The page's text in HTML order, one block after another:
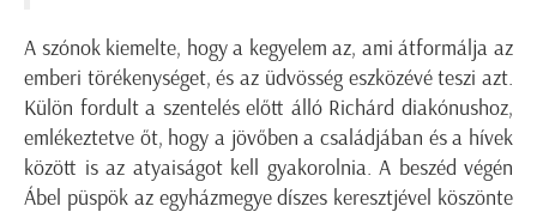
A szónok kiemelte, hogy a kegyelem az, ami átformálja az
emberi törékenységet, és az üdvösség eszközévé teszi azt.
Külön fordult a szentelés előtt álló Richárd diakónushoz,
emlékeztetve őt, hogy a jövőben a családjában és a hívek
között is az atyaiságot kell gyakorolnia. A beszéd végén
Ábel püspök az egyházmegye díszes keresztjével köszönte